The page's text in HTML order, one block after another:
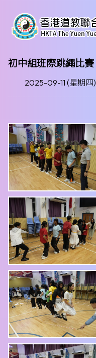
初中組班際跳繩比賽
2025-09-11 (星期四)